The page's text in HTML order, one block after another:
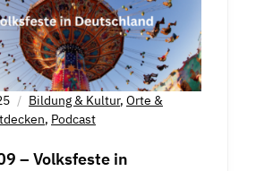
Bildung & Kultur, Orte &
, Podcast
– Volksfeste in